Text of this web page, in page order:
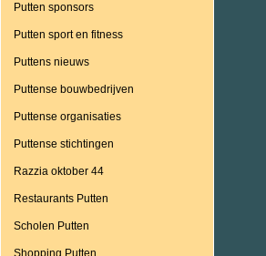
Putten sponsors
Putten sport en fitness
Puttens nieuws
Puttense bouwbedrijven
Puttense organisaties
Puttense stichtingen
Razzia oktober 44
Restaurants Putten
Scholen Putten
Shopping Putten